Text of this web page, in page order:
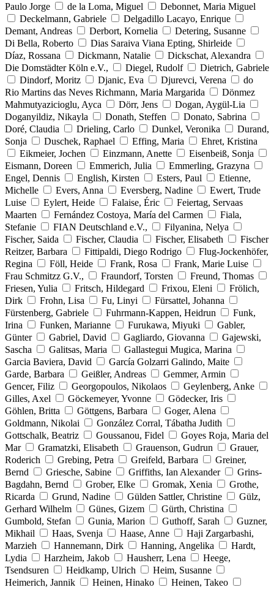
Paulo Jorge
de la Loma, Miguel
Debonnet, Maria Miguel
Deckelmann, Gabriele
Delgadillo Lacayo, Enrique
Demant, Andreas
Derbort, Kornelia
Detering, Susanne
Di Bella, Roberto
Dias Saraiva Viana Epting, Shirleide
Díaz, Rossana
Dickmann, Natalie
Dickschat, Alexandra
Die Domstädter Köln e.V.,
Diegel, Rudolf
Dietrich, Gabriele
Dindorf, Moritz
Djanic, Eva Djurevci, Verena
do
Rio Martins das Neves Richmann, Maria Margarida
Dönmez
Mahmutyazicioglu, Ayca
Dörr, Jens
Dogan, Aygül-Lia
Doganyildiz, Nikayla
Donath, Steffen
Donato, Sabrina
Doré, Claudia
Drieling, Carlo Dunkel, Veronika
Durand,
Sonja
Duschek, Raphael Effing, Maria
Ehret, Kristina
Eikmeier, Jochen
Einzmann, Anette
Eisenbeiß, Sonja
Eismann, Doreen
Emmerich, Julia
Emmerling, Grazyna
Engel, Dennis
English, Kirsten Esters, Paul
Etienne,
Michelle
Evers, Anna Eversberg, Nadine
Ewert, Trude
Luise
Eylert, Heide Falaise, Éric
Feiertag, Servaas
Maarten
Fernández Costoya, María del Carmen
Fiala,
Stefanie
FIAN Deutschland e.V.,
Filyanina, Nelya
Fischer, Saida
Fischer, Claudia Fischer, Elisabeth
Fischer
Reitzer, Barbara
Fittipaldi, Diego Rodrigo
Flug-Jockenhöfer,
Regina
Föll, Heide Frank, Rosa
Frank, Marie Luise
Frau Schmitzz G.V.,
Fraundorf, Torsten
Freund, Thomas
Friesen, Yulia
Fritsch, Hildegard Frixou, Eleni
Frölich,
Dirk
Frohn, Lisa Fu, Linyi
Fürsattel, Johanna
Fürstenberg, Gabriele
Fuhrmann-Kappen, Heidrun
Funk,
Irina
Funken, Marianne Furukawa, Miyuki
Gabler,
Günter
Gabriel, David Gagliardo, Giovanna
Gajewski,
Sascha
Galitsas, Maria
Gallastegui Mugica, Marina
Garcia Baviera, David
García Golzarri Galindo, Maite
Garde, Barbara
Geißler, Andreas
Gemmer, Armin
Gencer, Filiz
Georgopoulos, Nikolaos
Geylenberg, Anke
Gilles, Axel
Göckemeyer, Yvonne
Gödecker, Iris
Göhlen, Britta
Göttgens, Barbara
Goger, Alena
Goldmann, Nikolai
González Corral, Tábatha Judith
Gottschalk, Beatriz
Goussanou, Fidel
Goyes Roja, Maria del
Mar
Gramatzki, Elisabeth Grauenson, Gudrun
Grauer,
Roderich
Grebing, Petra Greifeld, Barbara
Greiner,
Bernd
Griesche, Sabine Griffiths, Ian Alexander
Grins-
Bagdahn, Bernd
Grober, Elke Gromak, Xenia
Grothe,
Ricarda
Grund, Nadine Gülden Sattler, Christine
Gülz,
Gerhard Wilhelm
Günes, Gizem
Gürth, Christina
Gumbold, Stefan
Gunia, Marion Guthoff, Sarah
Guzner,
Mikhail
Haas, Svenja Haase, Anne
Haji Zargarbashi,
Marzieh
Hannemann, Dirk Hanning, Angelika
Hardt,
Lydia
Harzheim, Jakob Hausherr, Lena
Heege,
Tsendsuren
Heidkamp, Ulrich
Heim, Susanne
Heimerich, Jannik
Heinen, Hinako
Heinen, Takeo